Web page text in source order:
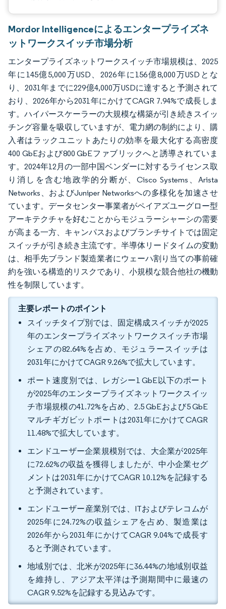
Mordor Intelligenceによるエンタープライズネ
ットワークスイッチ市場分析
エンタープライズネットワークスイッチ市場規模は、2025
年に145億5,000万USD、2026年に156億8,000万USDとな
り、2031年までに229億4,000万USDに達すると予測されて
おり、2026年から2031年にかけてCAGR 7.94%で成長しま
す。ハイパースケーラーの大規模な構築が引き続きスイッ
チング容量を吸収していますが、電力網の制約により、購
入者はラックユニットあたりの効率を最大化する高密度
400 GbEおよび800 GbEファブリックへと誘導されていま
す。2024年12月の一部中国ベンダーに対するライセンス取
り消しを含む地政学的分断が、Cisco Systems、Arista
Networks、およびJuniper Networksへの多様化を加速させ
ています。データセンター事業者がペイアズユーグロー型
アーキテクチャを好むことからモジュラーシャーシの需要
が高まる一方、キャンパスおよびブランチサイトでは固定
スイッチが引き続き主流です。半導体リードタイムの変動
は、相手先ブランド製造業者にウェーハ割り当ての事前確
約を強いる構造的リスクであり、小規模な競合他社の機動
性を制限しています。
主要レポートのポイント
スイッチタイプ別では、固定構成スイッチが2025
年のエンタープライズネットワークスイッチ市場
シェアの82.64%を占め、モジュラースイッチは
2031年にかけてCAGR 9.26%で拡大しています。
ポート速度別では、レガシー1 GbE以下のポート
が2025年のエンタープライズネットワークスイッ
チ市場規模の41.72%を占め、2.5 GbEおよび5 GbE
マルチギガビットポートは2031年にかけてCAGR
11.48%で拡大しています。
エンドユーザー企業規模別では、大企業が2025年
に72.62%の収益を獲得しましたが、中小企業セグ
メントは2031年にかけてCAGR 10.12%を記録する
と予測されています。
エンドユーザー産業別では、ITおよびテレコムが
2025年に24.72%の収益シェアを占め、製造業は
2026年から2031年にかけてCAGR 9.04%で成長す
ると予測されています。
地域別では、北米が2025年に36.44%の地域別収益
を維持し、アジア太平洋は予測期間中に最速の
CAGR 9.52%を記録する見込みです。